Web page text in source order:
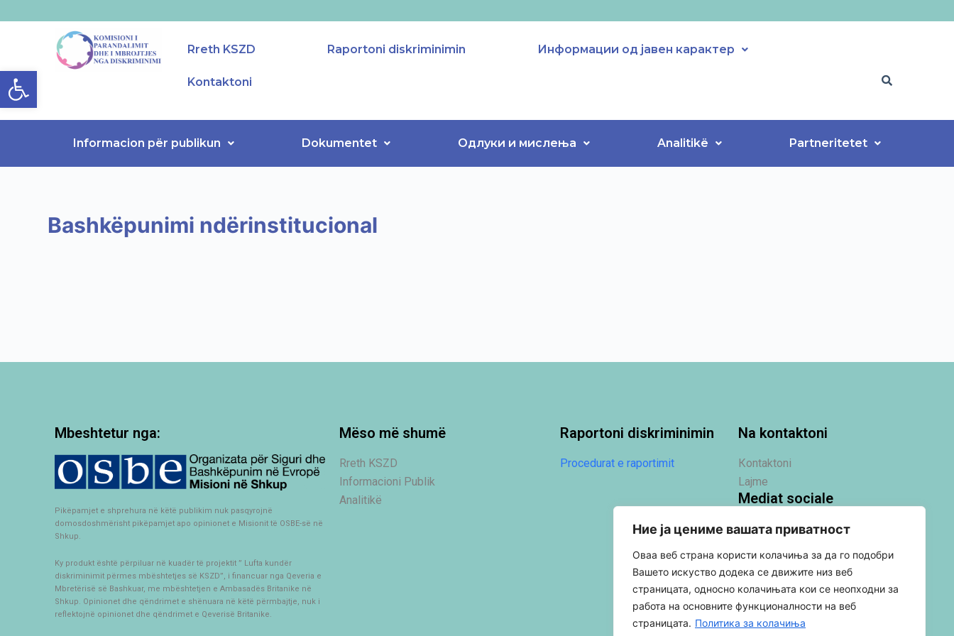
Open toolbar
Ние ја цениме вашата приватност
Оваа веб страна користи колачиња за да го подобри
Вашето искуство додека се движите низ веб
страницата, односно колачињата кои се неопходни за
работа на основните функционалности на веб
страницата. Политика за колачиња
p
t
o
n
Rreth KSZD Raportoni diskriminimin Информации од јавен карактер
Kontaktoni
Informacion për publikun Dokumentet Одлуки и мислења Analitikë Partneritetet
Bashkëpunimi ndërinstitucional
Mbeshtetur nga:
Pikëpamjet e shprehura në këtë publikim nuk pasqyrojnë
domosdoshmërisht pikëpamjet apo opinionet e Misionit të OSBE-së në
Shkup.
Ky produkt është përpiluar në kuadër të projektit ” Lufta kundër
diskriminimit përmes mbështetjes së KSZD”, i financuar nga Qeveria e
Mbretërisë së Bashkuar, me mbështetjen e Ambasadës Britanike në
Shkup. Opinionet dhe qëndrimet e shënuara në këtë përmbajtje, nuk i
reflektojnë opinionet dhe qëndrimet e Qeverisë Britanike.
Mëso më shumë
Rreth KSZD
Informacioni Publik
Analitikë
Raportoni diskriminimin
Procedurat e raportimit
Na kontaktoni
Кontaktoni
Lajme
Mediat sociale